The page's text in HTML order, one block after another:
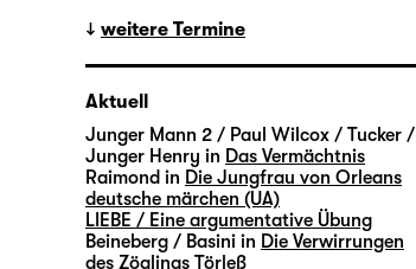
weitere Termine
Aktuell
Junger Mann 2 / Paul Wilcox / Tucker /
Junger Henry in Das Vermächtnis
Raimond in Die Jungfrau von Orleans
deutsche märchen (UA)
LIEBE / Eine argumentative Übung
Beineberg / Basini in Die Verwirrungen
des Zöglings Törleß